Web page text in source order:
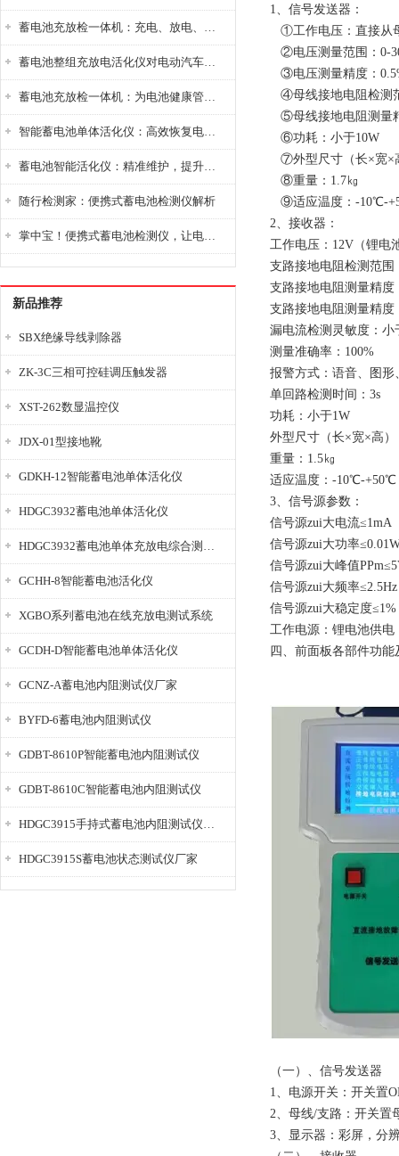
蓄电池充放检一体机：充电、放电、检测三功能集成设备
蓄电池整组充放电活化仪对电动汽车电池有帮助吗？
蓄电池充放检一体机：为电池健康管理提供一站式解决方案
智能蓄电池单体活化仪：高效恢复电池性能，延长蓄电池使用寿命
蓄电池智能活化仪：精准维护，提升电池健康状态
随行检测家：便携式蓄电池检测仪解析
掌中宝！便携式蓄电池检测仪，让电池检测变得简单又快捷！
新品推荐
SBX绝缘导线剥除器
ZK-3C三相可控硅调压触发器
XST-262数显温控仪
JDX-01型接地靴
GDKH-12智能蓄电池单体活化仪
HDGC3932蓄电池单体活化仪
HDGC3932蓄电池单体充放电综合测试仪
GCHH-8智能蓄电池活化仪
XGBO系列蓄电池在线充放电测试系统
GCDH-D智能蓄电池单体活化仪
GCNZ-A蓄电池内阻测试仪厂家
BYFD-6蓄电池内阻测试仪
GDBT-8610P智能蓄电池内阻测试仪
GDBT-8610C智能蓄电池内阻测试仪
HDGC3915手持式蓄电池内阻测试仪厂家
HDGC3915S蓄电池状态测试仪厂家
1、信号发送器：
①工作电压：直接从
②电压测量范围：0-
③电压测量精度：
④母线接地电阻检测
⑤母线接地电阻测量
⑥功耗：小于10W
⑦外型尺寸（长×宽×
⑧重量：1.7㎏
⑨适应温度：-10℃-
2、接收器：
工作电压：12V（锂电
支路接地电阻检测范围
支路接地电阻测量精度
支路接地电阻测量精
漏电流检测灵敏度：小
测量准确率：100%
报警方式：语音、图形
单回路检测时间：3s
功耗：小于1W
外型尺寸（长×宽×高）
重量：1.5㎏
适应温度：-10℃-+50℃
3、信号源参数：
信号源zui大电流≤1mA
信号源zui大功率
信号源zui大峰值
信号源zui大频率≤2.5Hz
信号源zui大稳定度≤1%
工作电源：锂电池供电
四、前面板各部件功能
（一）、信号发送器
1、电源开关：开关置
2、母线/支路：开关置
3、显示器：彩屏，分